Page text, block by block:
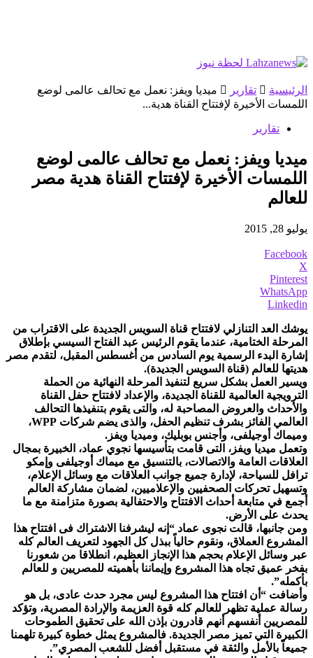
الرئيسية تقارير
ميديا ويفز: نعمل مع تحالف عالمى لوضع
اللمسات الأخيرة لإفتتاح القناة هدية...
تقارير
ميديا ويفز: نعمل مع تحالف عالمى لوضع
اللمسات الأخيرة لإفتتاح القناة هدية مصر
للعالم
يوليو 28, 2015
Facebook
X
Pinterest
WhatsApp
Linkedin
يوشك العد التنازلي لافتتاح قناة السويس الجديدة على الاقتراب من
المرحلة الختامية، عندما يقوم الرئيس عبد الفتاح السيسي بإطلاق
إشارة البدء الرسمية يوم السادس من أغسطس المقبل، لتقدم مصر
هديتها للعالم (قناة السويس الجديدة).
ويسير العمل بشكل سريع لتنفيذ المرحلة النهائية من الحملة
الترويجية العالمية للقناة الجديدة، والإعداد لافتتاح حفل القناة
والأحداث والعروض المصاحبة له، والتى يقوم بتنفيذها التحالف
العالمي الفائز بشرف تنظيم الحفل، والذى يضم شركات WPP،
وميماك أوجيلفى، وأجنس بوبليك، وميديا ويفز.
وتعمل ميديا ويفز، التى قامت بتأسيسها نجوي عماد، الخبيرة بمجال
العلاقات العامة والاتصالات، بالتنسيق مع ميماك أوجيلفى وإمكو
ترافل للسياحة، لإدارة جميع جوانب العلاقات مع وسائل الإعلام،
وتسهيل تحركات الصحفيين والإعلاميين، لضمان مشاركة العالم
أجمع في متابعة أحداث الافتتاح والاحتفالية بصورة متزامنة مع ما
يحدث على الأرض.
ومن جانبها، قالت نجوى عماد “إنه ليشرفنا الاشتراك فى افتتاح هذا
المشروع العملاق، ونقوم حالياً ببذل كل الجهود لتعريف العالم كله
عبر وسائل الإعلام بحجم هذا الإنجاز العظيم، انطلاقا من شعورنا
بفخر عميق تجاه هذا المشروع وإيماننا بأهميته للمصريين و للعالم
بأكمله”.
وأضافت “أن افتتاح هذا المشروع ليس مجرد حدث عادى، بل هو
رسالة عملية تظهر للعالم كله قوة العزيمة والإرادة المصرية، وتؤكد
للمصريين أنفسهم أنهم قادرون بإذن الله على تحقيق الطموحات
الكبيرة التي تميز مصر الجديدة. فالمشروع يمثل خطوة كبيرة تلهمنا
جميعاً بالأمل والثقة في مستقبل أفضل للشعب المصري”.